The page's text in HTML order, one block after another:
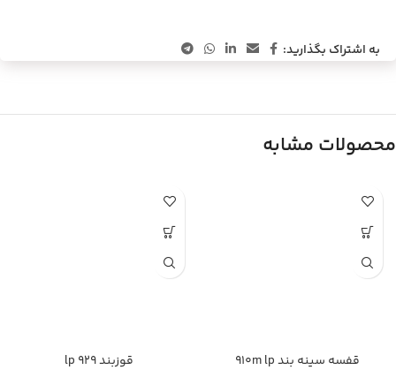
به اشتراک بگذارید:
محصولات مشابه
قفسه سینه بند 910m lp
قوزبند 929 lp